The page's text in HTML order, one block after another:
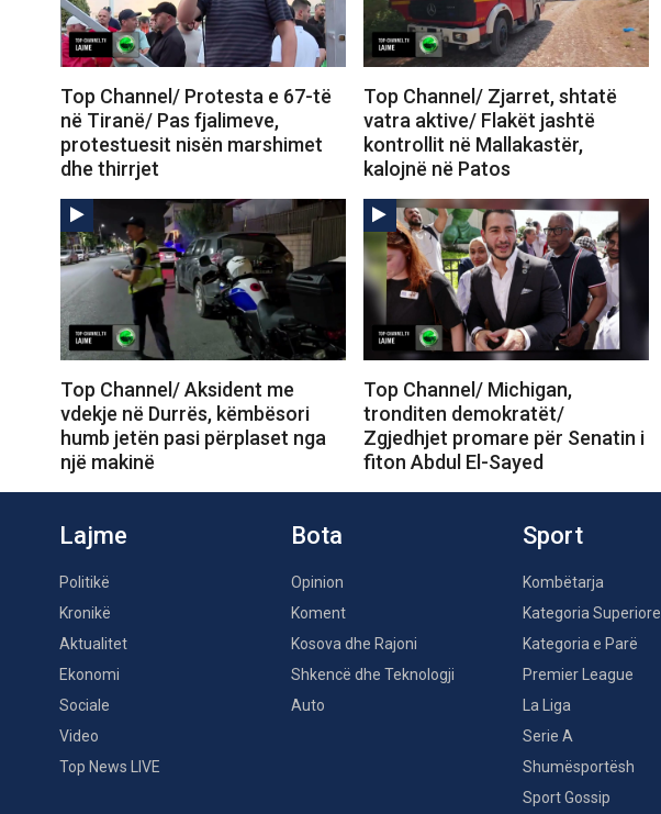
Top Channel/ Protesta e 67-të
në Tiranë/ Pas fjalimeve,
protestuesit nisën marshimet
dhe thirrjet
Top Channel/ Zjarret, shtatë
vatra aktive/ Flakët jashtë
kontrollit në Mallakastër,
kalojnë në Patos
Top Channel/ Aksident me
vdekje në Durrës, këmbësori
humb jetën pasi përplaset nga
një makinë
Top Channel/ Michigan,
tronditen demokratët/
Zgjedhjet promare për Senatin i
fiton Abdul El-Sayed
Lajme
Politikë
Kronikë
Aktualitet
Ekonomi
Sociale
Video
Top News LIVE
Bota
Opinion
Koment
Kosova dhe Rajoni
Shkencë dhe Teknologji
Auto
Sport
Kombëtarja
Kategoria Superiore
Kategoria e Parë
Premier League
La Liga
Serie A
Shumësportësh
Sport Gossip